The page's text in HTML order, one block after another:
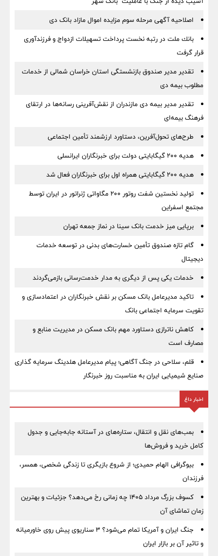
اصلاحیه آگهی مرحله سوم مزایده اموال مازاد بانک دی
بانك ملت در رتبه نخست پرداخت تسهیلات ازدواج و فرزندآوری
قرار گرفت
تقدیر مدیر صندوق بازنشستگی استان خراسان شمالی از خدمات
مطلوب بیمه دی
تقدیر مدیر بیمه دی مازندران از نقش‌آفرینی رسانه‌ها در ارتقای
فرهنگ بیمه‌ای
طرح‌های تحول‌آفرین، دستاورد ارزشمند تأمین اجتماعی
هدیه ۲۰۰ گیگابایتی دولت برای خبرنگاران ایرانسلی
هدیه ۲۰۰ گیگابایتی همراه اول برای خبرنگاران فعال شد
تولید نخستین شفت روتور ۲۰۰ مگاواتی ژنراتور در ایران توسط
مجتمع اسفراین
برپایی میز خدمت بانک سینا در نماز جمعه تهران
گام تازه صندوق تأمین خسارت‌های بدنی در توسعه خدمات
دیجیتال
خدمات یکی پس از دیگری به مدار خدمت‌رسانی بازمی‌گردند
تاکید مدیرعامل بانک مسکن بر نقش خبرنگاران در اعتمادسازی و
تقویت سرمایه اجتماعی بانک
کاهش ناترازی دستاورد مهم بانک مسکن در مدیریت منابع و
مصارف است
قلم، سلاحی در جنگ آگاهی؛ پیام مدیرعامل هلدینگ سرمایه گذاری
صنایع شیمیایی ایران به مناسبت روز خبرنگار
اخبار داغ
بمب‌های نقل و انتقال، ستاره‌های در آستانه جابه‌جایی و جدول
کامل خرید و فروش‌ها
بیوگرافی الهام حمیدی؛ از شروع بازیگری تا زندگی شخصی، همسر،
فرزندان
کسوف بزرگ مرداد ۱۴۰۵ چه زمانی رخ می‌دهد؟ جزئیات و بهترین
زمان تماشای آن
جنگ ایران و آمریکا تمام می‌شود؟ ۳ سناریوی پیش روی خاورمیانه
و تاثیر آن بر بازار ایران